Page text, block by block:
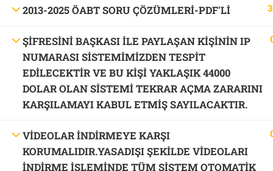
2013-2025 ÖABT SORU ÇÖZÜMLERİ-PDF'LI
ŞİFRESİNİ BAŞKASI İLE PAYLAŞAN KİŞİNİN IP
NUMARASI SİSTEMİMİZDEN TESPİT
EDİLECEKTİR VE BU KİŞİ YAKLAŞIK 44000
DOLAR OLAN SİSTEMİ TEKRAR AÇMA ZARARINI
KARŞILAMAYI KABUL ETMİŞ SAYILACAKTIR.
VİDEOLAR İNDİRMEYE KARŞI
KORUMALIDIR.YASADIŞI ŞEKİLDE VİDEOLARI
İNDİRME İŞLEMİNDE TÜM SİSTEM OTOMATİK